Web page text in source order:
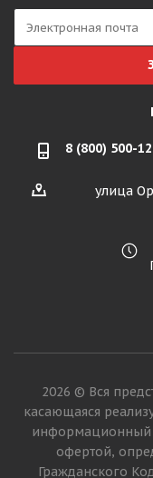
8 (800) 500-
улица
2026 © Вся
касающаяся
информационный
офертой,
Гражданского